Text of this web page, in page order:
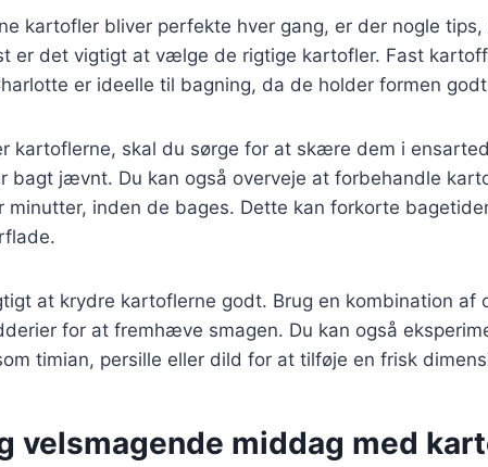
kartofler bliver perfekte hver gang, er der nogle
er det vigtigt at vælge de rigtige kartofler. Fast
er ideelle til bagning, da de holder formen
kartoflerne, skal du sørge for at skære dem i
bagt jævnt. Du kan også overveje at forbehandle
minutter, inden de bages. Dette kan forkorte
at krydre kartoflerne godt. Brug en kombination af
for at fremhæve smagen. Du kan også
timian, persille eller dild for at tilføje en frisk
velsmagende middag med